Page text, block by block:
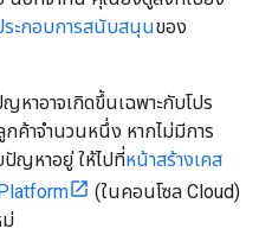
ระกอบการสนับสนุนของ
าอาจเกิดขึ้นเฉพาะกับโปร
ค้าจํานวนหนึ่ง หากไม่มีการ
ญหาอยู่ ให้ไปที่หน้าสร้างเคส
(ในคอนโซล Cloud)
ม่